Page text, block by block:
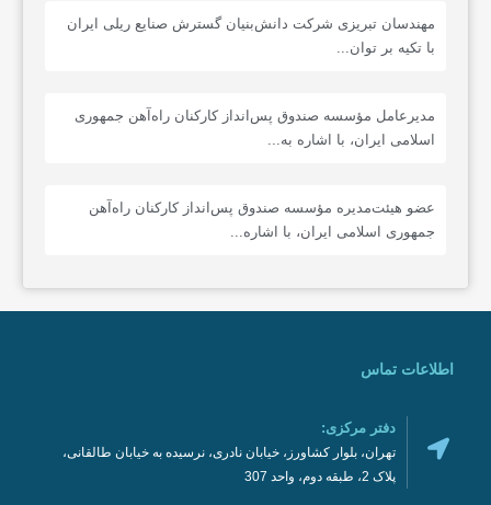
مهندسان تبریزی شرکت دانش‌بنیان گسترش صنایع ریلی ایران
با تکیه بر توان...
مدیرعامل مؤسسه صندوق پس‌انداز کارکنان راه‌آهن جمهوری
اسلامی ایران، با اشاره به...
عضو هیئت‌مدیره مؤسسه صندوق پس‌انداز کارکنان راه‌آهن
جمهوری اسلامی ایران، با اشاره...
اطلاعات تماس
دفتر مرکزی:
تهران، بلوار کشاورز، خیابان نادری، نرسیده به خیابان طالقانی،
پلاک 2، طبقه دوم، واحد 307